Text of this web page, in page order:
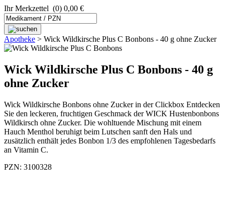
Ihr Merkzettel (0) 0,00 €
Apotheke > Wick Wildkirsche Plus C Bonbons - 40 g ohne Zucker
Wick Wildkirsche Plus C Bonbons - 40 g
ohne Zucker
Wick Wildkirsche Bonbons ohne Zucker in der Clickbox Entdecken
Sie den leckeren, fruchtigen Geschmack der WICK Hustenbonbons
Wildkirsch ohne Zucker. Die wohltuende Mischung mit einem
Hauch Menthol beruhigt beim Lutschen sanft den Hals und
zusätzlich enthält jedes Bonbon 1/3 des empfohlenen Tagesbedarfs
an Vitamin C.
PZN: 3100328